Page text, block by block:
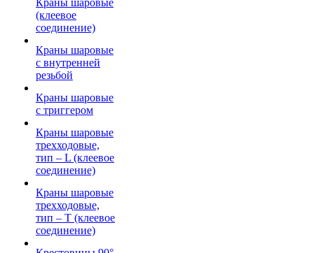
Краны шаровые
(клеевое
соединение)
Краны шаровые
с внутренней
резьбой
Краны шаровые
с триггером
Краны шаровые
трехходовые,
тип – L (клеевое
соединение)
Краны шаровые
трехходовые,
тип – T (клеевое
соединение)